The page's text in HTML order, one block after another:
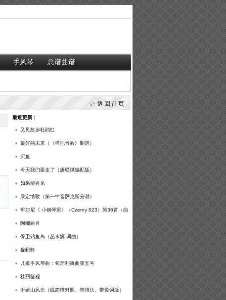
手风琴 总谱曲谱
返回首页
最近更新：
又见故乡杜鹃红
最好的未来（《弹吧音教》制谱）
沉鱼
今天我们要走了（唐联斌编配版）
如果能再见
康定情歌（第一中音萨克斯分谱）
车尔尼《 小钢琴家》（Czerny 823）第36首（曲
谱及练习提示）
阿细跳月
保卫钓鱼岛（丛永辉 词曲）
捉蚂蚱
儿童手风琴曲：匈牙利舞曲第五号
壮丽征程
沂蒙山风光（线简谱对照、带指法、带歌词版）